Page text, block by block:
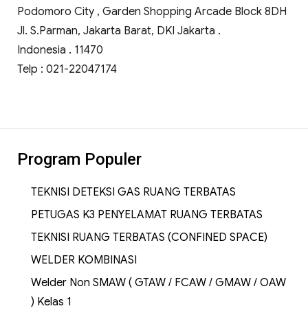
Podomoro City , Garden Shopping Arcade Block 8DH
Jl. S.Parman, Jakarta Barat, DKI Jakarta .
Indonesia . 11470
Telp : 021-22047174
Program Populer
TEKNISI DETEKSI GAS RUANG TERBATAS
PETUGAS K3 PENYELAMAT RUANG TERBATAS
TEKNISI RUANG TERBATAS (CONFINED SPACE)
WELDER KOMBINASI
Welder Non SMAW ( GTAW / FCAW / GMAW / OAW
) Kelas 1